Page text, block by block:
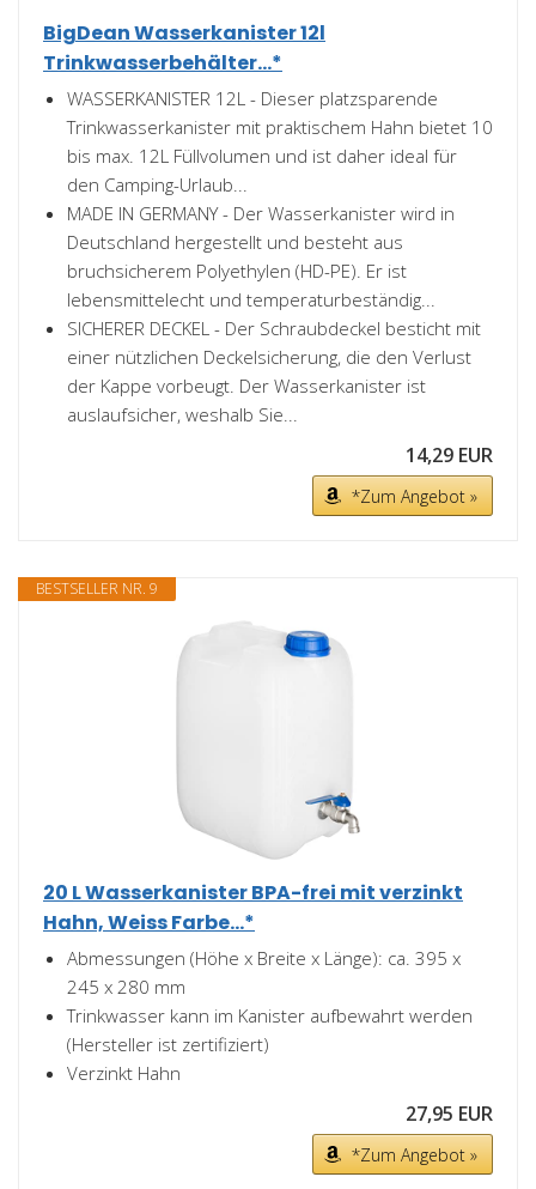
BigDean Wasserkanister 12l
Trinkwasserbehälter...*
WASSERKANISTER 12L - Dieser platzsparende
Trinkwasserkanister mit praktischem Hahn bietet 10
bis max. 12L Füllvolumen und ist daher ideal für
den Camping-Urlaub...
MADE IN GERMANY - Der Wasserkanister wird in
Deutschland hergestellt und besteht aus
bruchsicherem Polyethylen (HD-PE). Er ist
lebensmittelecht und temperaturbeständig...
SICHERER DECKEL - Der Schraubdeckel besticht mit
einer nützlichen Deckelsicherung, die den Verlust
der Kappe vorbeugt. Der Wasserkanister ist
auslaufsicher, weshalb Sie...
14,29 EUR
*Zum Angebot »
BESTSELLER NR. 9
20 L Wasserkanister BPA-frei mit verzinkt
Hahn, Weiss Farbe...*
Abmessungen (Höhe x Breite x Länge): ca. 395 x
245 x 280 mm
Trinkwasser kann im Kanister aufbewahrt werden
(Hersteller ist zertifiziert)
Verzinkt Hahn
27,95 EUR
*Zum Angebot »